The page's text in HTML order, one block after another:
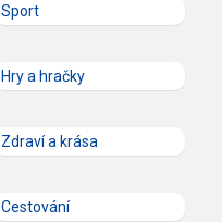
Sport
Hry a hračky
Zdraví a krása
Cestování